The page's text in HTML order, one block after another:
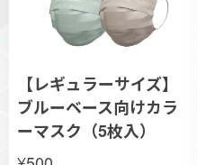
【レギュラーサイズ】
ブルーベース向けカラ
ーマスク（5枚入）